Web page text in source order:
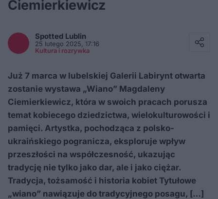
Ciemierkiewicz
Spotted Lublin
25 lutego 2025, 17:16
Kultura i rozrywka
Już 7 marca w lubelskiej Galerii Labirynt otwarta
zostanie wystawa „Wiano” Magdaleny
Ciemierkiewicz, która w swoich pracach porusza
temat kobiecego dziedzictwa, wielokulturowości i
pamięci. Artystka, pochodząca z polsko-
ukraińskiego pogranicza, eksploruje wpływ
przeszłości na współczesność, ukazując
tradycję nie tylko jako dar, ale i jako ciężar.
Tradycja, tożsamość i historia kobiet Tytułowe
„wiano” nawiązuje do tradycyjnego posagu, […]